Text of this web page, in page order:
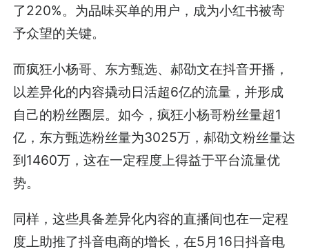
了220%。为品味买单的用户，成为小红书被寄
予众望的关键。
而疯狂小杨哥、东方甄选、郝劭文在抖音开播，
以差异化的内容撬动日活超6亿的流量，并形成
自己的粉丝圈层。如今，疯狂小杨哥粉丝量超1
亿，东方甄选粉丝量为3025万，郝劭文粉丝量达
到1460万，这在一定程度上得益于平台流量优
势。
同样，这些具备差异化内容的直播间也在一定程
度上助推了抖音电商的增长，在5月16日抖音电